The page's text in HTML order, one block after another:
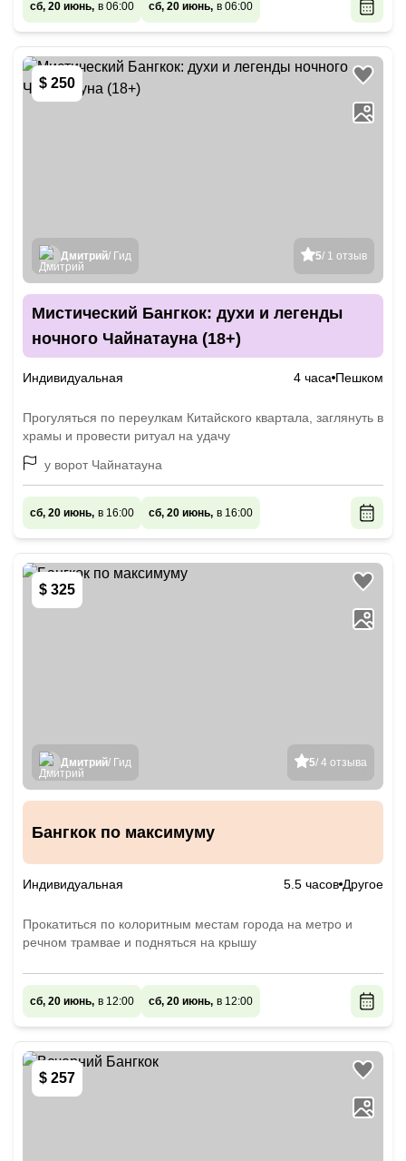
сб, 20 июнь, в 06:00 сб, 20 июнь, в 06:00
$ 250
5/ 1 отзыв
Дмитрий/ Гид
Мистический Бангкок: духи и легенды
ночного Чайнатауна (18+)
Индивидуальная 4 часа Пешком
Прогуляться по переулкам Китайского квартала, заглянуть в
храмы и провести ритуал на удачу
у ворот Чайнатауна
сб, 20 июнь, в 16:00 сб, 20 июнь, в 16:00
$ 325
5/ 4 отзыва
Дмитрий/ Гид
Бангкок по максимуму
Индивидуальная 5.5 часов Другое
Прокатиться по колоритным местам города на метро и
речном трамвае и подняться на крышу
сб, 20 июнь, в 12:00 сб, 20 июнь, в 12:00
$ 257